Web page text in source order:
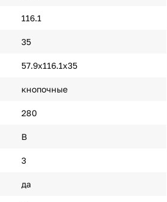
116.1
35
57.9х116.1х35
кнопочные
280
B
3
да